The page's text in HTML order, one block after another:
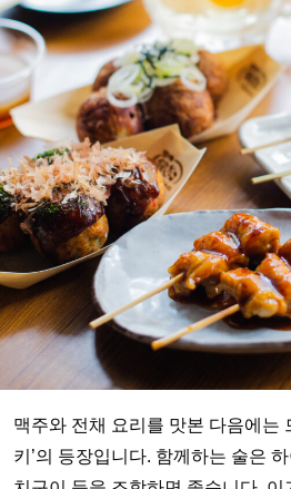
맥주와 전채 요리를 맛본 다음에는
키’의 등장입니다. 함께하는 술은